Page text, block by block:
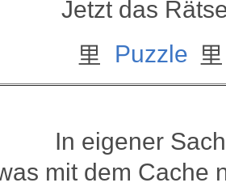
Jetzt das
里 Puzzle 里
In eigener
mit dem Cache